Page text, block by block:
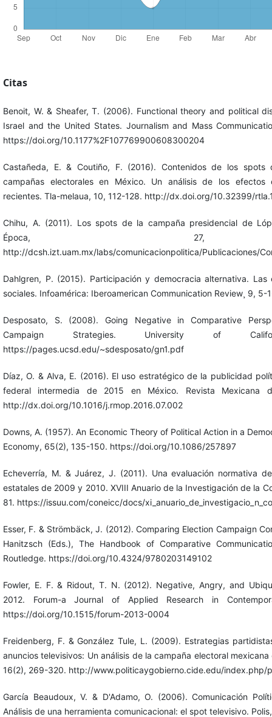
Citas
Benoit, W. & Sheafer, T. (2006). Functional theory and political
Israel and the United States. Journalism and Mass
https://doi.org/10.1177%2F107769900608300204
Castañeda, E. & Coutiño, F. (2016). Contenidos de los
campañas electorales en México. Un análisis de los efectos
recientes. Tla-melaua, 10, 112-128. http://dx.doi.org/10.32399/
Chihu, A. (2011). Los spots de la campaña presidencial de
Época, 27,
http://dcsh.izt.uam.mx/labs/comunicacionpolitica/Publicaciones/
Dahlgren, P. (2015). Participación y democracia alternativa.
sociales. Infoamérica: Iberoamerican Communication Review¸ 9, 5-
Desposato, S. (2008). Going Negative in Comparative
Campaign Strategies. University of
https://pages.ucsd.edu/~sdesposato/gn1.pdf
Díaz, O. & Alva, E. (2016). El uso estratégico de la publicidad
federal intermedia de 2015 en México. Revista Mexicana
http://dx.doi.org/10.1016/j.rmop.2016.07.002
Downs, A. (1957). An Economic Theory of Political Action in a
Economy, 65(2), 135-150. https://doi.org/10.1086/257897
Echeverría, M. & Juárez, J. (2011). Una evaluación normativa
estatales de 2009 y 2010. XVIII Anuario de la Investigación de la
81. https://issuu.com/coneicc/docs/
Esser, F. & Strömbäck, J. (2012). Comparing Election Campaign
Hanitzsch (Eds.), The Handbook of Comparative
Routledge. https://doi.org/10.4324/9780203149102
Fowler, E. F. & Ridout, T. N. (2012). Negative, Angry, and
2012. Forum-a Journal of Applied Research in
https://doi.org/10.1515/forum-2013-0004
Freidenberg, F. & González Tule, L. (2009). Estrategias
anuncios televisivos: Un análisis de la campaña electoral
16(2), 269-320. http://www.politicaygobierno.cide.edu/
García Beaudoux, V. & D'Adamo, O. (2006). Comunicación
Análisis de una herramienta comunicacional: el spot televisivo.